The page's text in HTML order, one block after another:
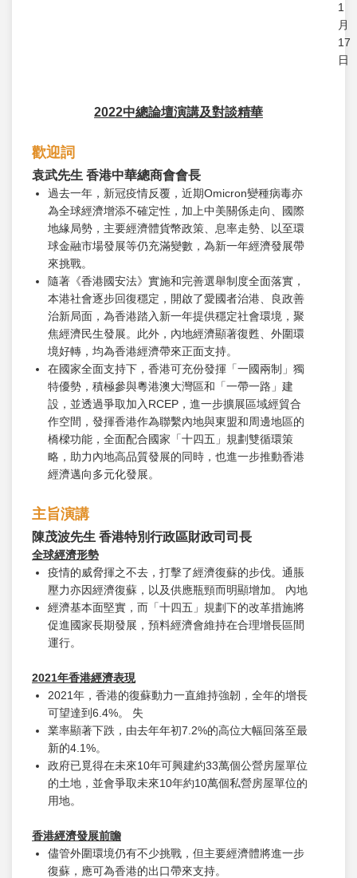
1
月
17
日
2022中總論壇演講及對談精華
歡迎詞
袁武先生 香港中華總商會會長
過去一年，新冠疫情反覆，近期Omicron變種病毒亦
為全球經濟增添不確定性，加上中美關係走向、國際
地緣局勢，主要經濟體貨幣政策、息率走勢、以至環
球金融市場發展等仍充滿變數，為新一年經濟發展帶
來挑戰。
隨著《香港國安法》實施和完善選舉制度全面落實，
本港社會逐步回復穩定，開啟了愛國者治港、良政善
治新局面，為香港踏入新一年提供穩定社會環境，聚
焦經濟民生發展。此外，內地經濟顯著復甦、外圍環
境好轉，均為香港經濟帶來正面支持。
在國家全面支持下，香港可充份發揮「一國兩制」獨
特優勢，積極參與粵港澳大灣區和「一帶一路」建
設，並透過爭取加入RCEP，進一步擴展區域經貿合
作空間，發揮香港作為聯繫內地與東盟和周邊地區的
橋樑功能，全面配合國家「十四五」規劃雙循環策
略，助力內地高品質發展的同時，也進一步推動香港
經濟邁向多元化發展。
主旨演講
陳茂波先生 香港特別行政區財政司司長
全球經濟形勢
疫情的威脅揮之不去，打擊了經濟復蘇的步伐。通脹
壓力亦因經濟復蘇，以及供應瓶頸而明顯增加。 內地
經濟基本面堅實，而「十四五」規劃下的改革措施將
促進國家長期發展，預料經濟會維持在合理增長區間
運行。
2021年香港經濟表現
2021年，香港的復蘇動力一直維持強韌，全年的增長
可望達到6.4%。 失
業率顯著下跌，由去年年初7.2%的高位大幅回落至最
新的4.1%。
政府已覓得在未來10年可興建約33萬個公營房屋單位
的土地，並會爭取未來10年約10萬個私營房屋單位的
用地。
香港經濟發展前瞻
儘管外圍環境仍有不少挑戰，但主要經濟體將進一步
復蘇，應可為香港的出口帶來支持。